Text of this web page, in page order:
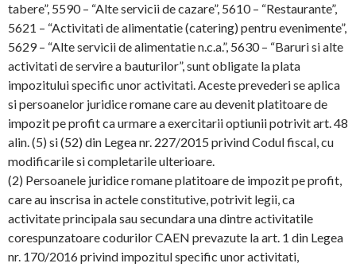
tabere”, 5590 – “Alte servicii de cazare”, 5610 – “Restaurante”,
5621 – “Activitati de alimentatie (catering) pentru evenimente”,
5629 – “Alte servicii de alimentatie n.c.a.”, 5630 – “Baruri si alte
activitati de servire a bauturilor”, sunt obligate la plata
impozitului specific unor activitati. Aceste prevederi se aplica
si persoanelor juridice romane care au devenit platitoare de
impozit pe profit ca urmare a exercitarii optiunii potrivit art. 48
alin. (5) si (52) din Legea nr. 227/2015 privind Codul fiscal, cu
modificarile si completarile ulterioare.
(2) Persoanele juridice romane platitoare de impozit pe profit,
care au inscrisa in actele constitutive, potrivit legii, ca
activitate principala sau secundara una dintre activitatile
corespunzatoare codurilor CAEN prevazute la art. 1 din Legea
nr. 170/2016 privind impozitul specific unor activitati,